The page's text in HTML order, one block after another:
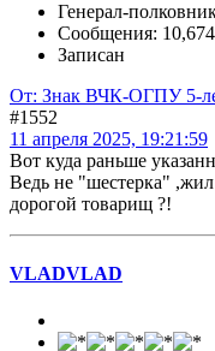
Генерал-
Сообщения: 10,674
Записан
От: Знак ВЧК-ОГПУ 5-
#1552
11 апреля 2025, 19:21:59
Вот куда раньше
Ведь не "шестерка" ,жил
дорогой товарищ ?!
VLADVLAD